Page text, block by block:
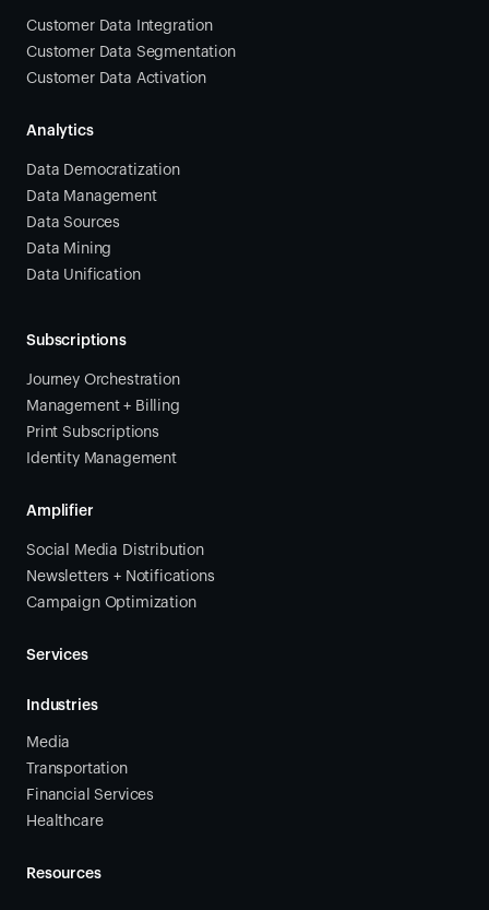
Customer Data Integration
Customer Data Segmentation
Customer Data Activation
Analytics
Data Democratization
Data Management
Data Sources
Data Mining
Data Unification
Subscriptions
Journey Orchestration
Management + Billing
Print Subscriptions
Identity Management
Amplifier
Social Media Distribution
Newsletters + Notifications
Campaign Optimization
Services
Industries
Media
Transportation
Financial Services
Healthcare
Resources